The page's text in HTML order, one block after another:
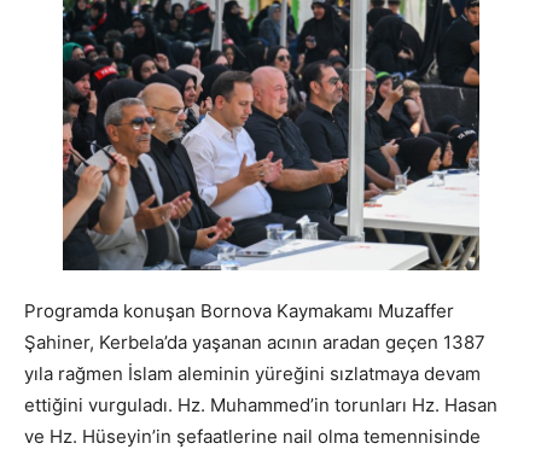
Programda konuşan Bornova Kaymakamı Muzaffer
Şahiner, Kerbela’da yaşanan acının aradan geçen 1387
yıla rağmen İslam aleminin yüreğini sızlatmaya devam
ettiğini vurguladı. Hz. Muhammed’in torunları Hz. Hasan
ve Hz. Hüseyin’in şefaatlerine nail olma temennisinde